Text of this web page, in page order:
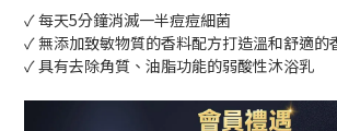
✓ 每天5分鐘消滅一半痘痘細菌
✓ 無添加致敏物質的香料配方打造溫和舒適的
✓ 具有去除角質、油脂功能的弱酸性沐浴乳